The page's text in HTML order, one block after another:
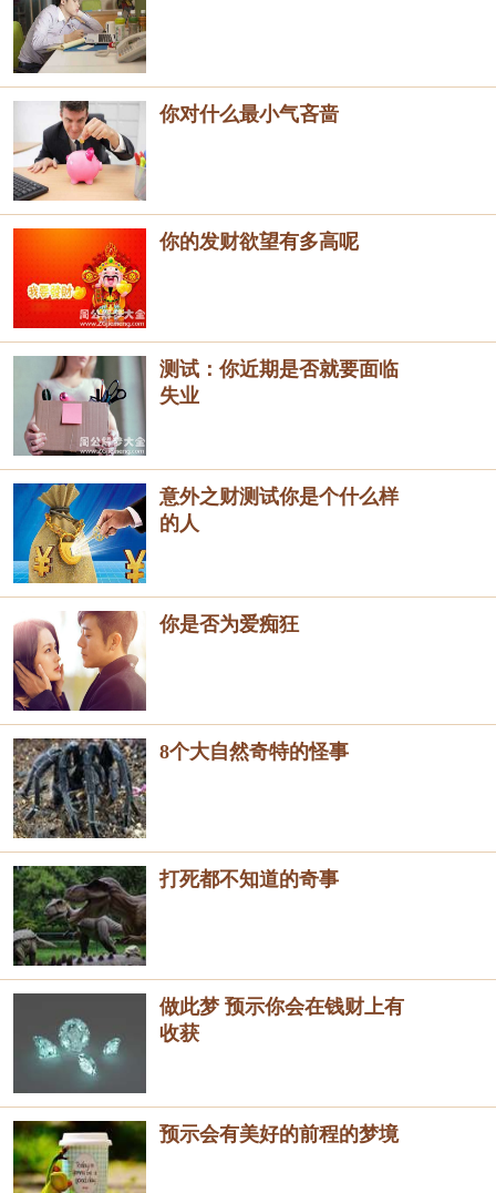
你对什么最小气吝啬
你的发财欲望有多高呢
测试：你近期是否就要面临
失业
意外之财测试你是个什么样
的人
你是否为爱痴狂
8个大自然奇特的怪事
打死都不知道的奇事
做此梦 预示你会在钱财上有
收获
预示会有美好的前程的梦境